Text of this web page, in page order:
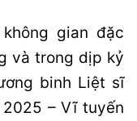
gian đặc
và trong dịp kỷ
binh Liệt sĩ
2025 – Vĩ tuyến